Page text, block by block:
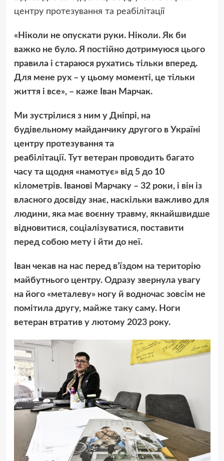
центру протезування та реабілітації
«Ніколи не опускати руки. Ніколи. Як би
важко не було. Я постійно дотримуюся цього
правила і стараюся рухатись тільки вперед.
Для мене рух – у цьому моменті, це тільки
життя і все», – каже Іван Марчак.
Ми зустрілися з ним у Дніпрі, на
будівельному майданчику другого в Україні
центру протезування та
реабілітації. Тут ветеран проводить багато
часу та щодня «намотує» від 5 до 10
кілометрів. Іванові Марчаку – 32 роки, і він із
власного досвіду знає, наскільки важливо для
людини, яка має воєнну травму, якнайшвидше
відновитися, соціалізуватися, поставити
перед собою мету і йти до неї.
Іван чекав на нас перед вʼїздом на територію
майбутнього центру. Одразу звернула увагу
на його «металеву» ногу й водночас зовсім не
помітила другу, майже таку саму. Ноги
ветеран втратив у лютому 2023 року.